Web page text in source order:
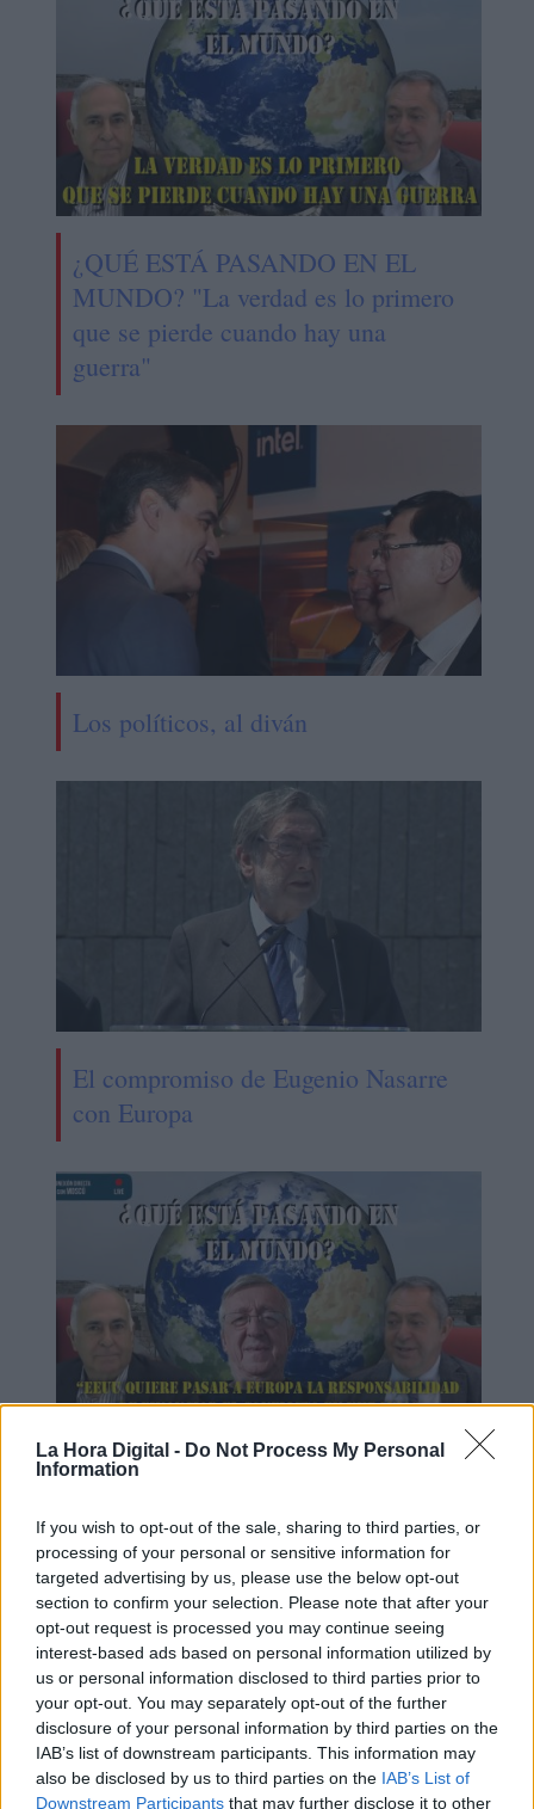
La Hora Digital - Do Not Process My Personal
Information
If you wish to opt-out of the sale, sharing to third parties, or
processing of your personal or sensitive information for
targeted advertising by us, please use the below opt-out
section to confirm your selection. Please note that after your
opt-out request is processed you may continue seeing
interest-based ads based on personal information utilized by
us or personal information disclosed to third parties prior to
your opt-out. You may separately opt-out of the further
disclosure of your personal information by third parties on the
IAB’s list of downstream participants. This information may
also be disclosed by us to third parties on the IAB’s List of
Downstream Participants that may further disclose it to other
¿QUÉ ESTÁ PASANDO EN EL
MUNDO? "La verdad es lo primero
que se pierde cuando hay una
guerra"
Los políticos, al diván
El compromiso de Eugenio Nasarre
con Europa
Sysoev: "EEUU quiere pasar a
financiar este conflicto"